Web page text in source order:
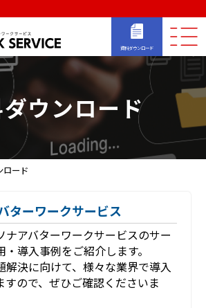
資料ダウンロード
ウンロード
ロード
ターワークサービス
ナアバターワークサービスのサー
・導入事例をご紹介します。
解決に向けて、様々な業界で導入
すので、ぜひご確認くださいま